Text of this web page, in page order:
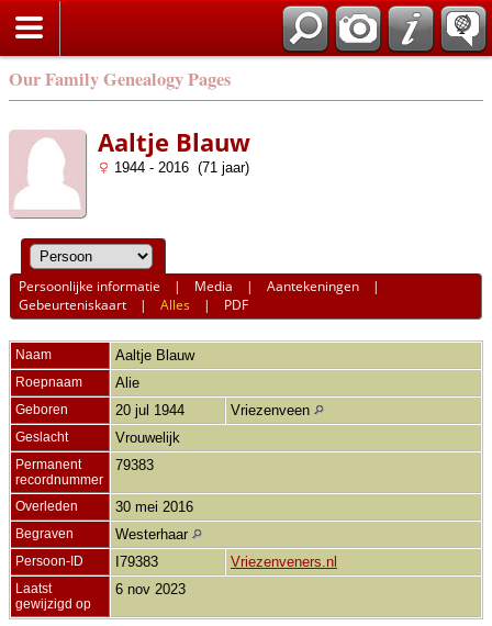
Our Family Genealogy Pages
Aaltje Blauw
1944 - 2016 (71 jaar)
Persoonlijke informatie | Media |Aantekeningen |
Gebeurteniskaart |Alles | PDF
Naam Aaltje Blauw
Roepnaam Alie
Geboren 20 jul 1944 Vriezenveen
Geslacht Vrouwelijk
Permanent
recordnummer
79383
Overleden 30 mei 2016
Begraven Westerhaar
Persoon-ID I79383 Vriezenveners.nl
Laatst
gewijzigd op
6 nov 2023